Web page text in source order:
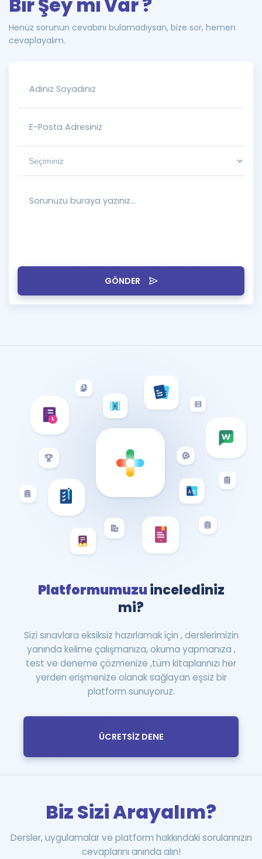
GÖNDER
Bir Şey mi Var ?
Henüz sorunun cevabını bulamadıysan, bize sor, hemen
cevaplayalım.
Platformumuzuincelediniz
mi?
Sizi sınavlara eksiksiz hazırlamak için , derslerimizin
yanında kelime çalışmanıza, okuma yapmanıza ,
test ve deneme çözmenize ,tüm kitaplarınızı her
yerden erişmenize olanak sağlayan eşsiz bir
platform sunuyoruz.
ÜCRETSİZ DENE
Biz Sizi Arayalım?
Dersler, uygulamalar ve platform hakkındaki sorularınızın
cevaplarını anında alın!